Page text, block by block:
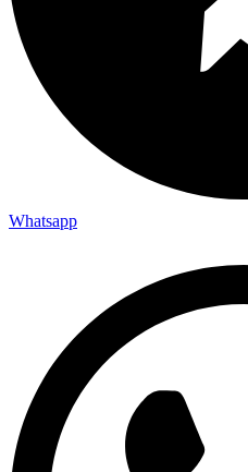
Whatsapp